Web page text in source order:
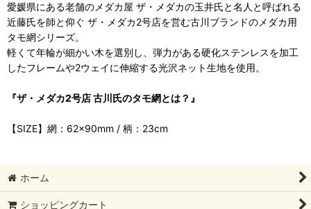
愛媛県にある老舗のメダカ屋 ザ・メダカの玉井氏と名人と呼ばれる
近藤氏を師と仰ぐ ザ・メダカ2号店を営む古川ブランドのメダカ用
タモ網シリーズ。
軽くて年輪が細かい木を選別し、弾力がある硬化ステンレスを加工
したフレームや2ウェイに伸縮する光沢ネット生地を使用。
『ザ・メダカ2号店 古川氏のタモ網とは？』
【SIZE】網：62×90mm / 柄：23cm
ホーム
ショッピングカート